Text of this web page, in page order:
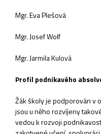
Mgr. Eva Plešová
Mgr. Josef Wolf
Mgr. Jarmila Kulová
Profil podnikavého
Žák školy je podporován v
jsou u něho rozvíjeny
vedou k rozvoji